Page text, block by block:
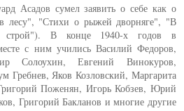
Асадов сумел заявить о себе как о
лесу", "Стихи о рыжей дворняге", "В
В конце 1940-х годов в
с ним учились Василий Федоров,
Солоухин, Евгений Винокуров,
Гребнев, Яков Козловский, Маргарита
Поженян, Игорь Кобзев, Юрий
Григорий Бакланов и многие другие